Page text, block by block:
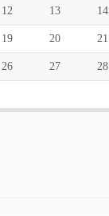
12 13 14
19 20 21
26 27 28